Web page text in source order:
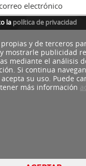
electrónico
la política de privacidad
a otras ofertas o
y de terceros
mostrarle publicidad
mediante el análisis
Si continua
su uso. Puede
más información